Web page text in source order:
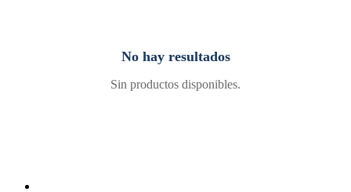
No hay resultados
Sin productos disponibles.